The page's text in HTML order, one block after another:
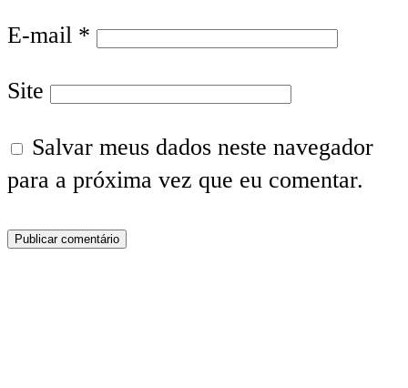
E-mail *
Site
Salvar meus dados neste navegador
para a próxima vez que eu comentar.